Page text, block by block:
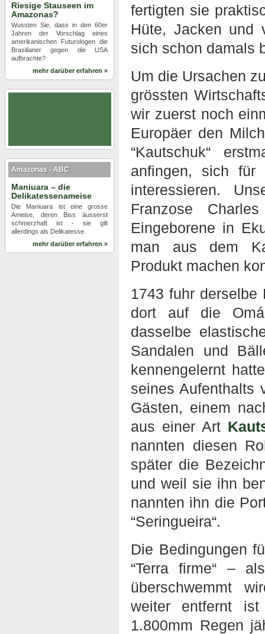
fertigten sie
Hüte, Jacken und
sich schon damals
Um die Ursachen
grössten
wir zuerst noch
Europäer den
“Kautschuk“
anfingen, sich für
interessieren.
Franzose
Eingeborene in
man aus dem
Produkt machen
1743 fuhr derselbe
dort auf die
dasselbe
Sandalen und
kennengelernt
seines Aufenthalts
Gästen, einem
aus einer Art
nannten diesen
später die
und weil sie ihn
nannten ihn die
“Seringueira“.
Die Bedingungen
“Terra firme“ –
überschwemmt
weiter entfernt
1.800mm Regen
Riesige Stauseen im
Amazonas?
Wussten Sie, dass in den 60er
Jahren der Vorschlag eines
amerikanischen Futurologen die
Brasilianer gegen die USA
aufbrachte?
mehr darüber erfahren »
Amazonas - ABC
Maniuara – die
Delikatessenameise
Die Maniuara ist eine grosse
Ameise, deren Biss äusserst
schmerzhaft ist - sie gilt
allerdings als Delikatesse.
mehr darüber erfahren »